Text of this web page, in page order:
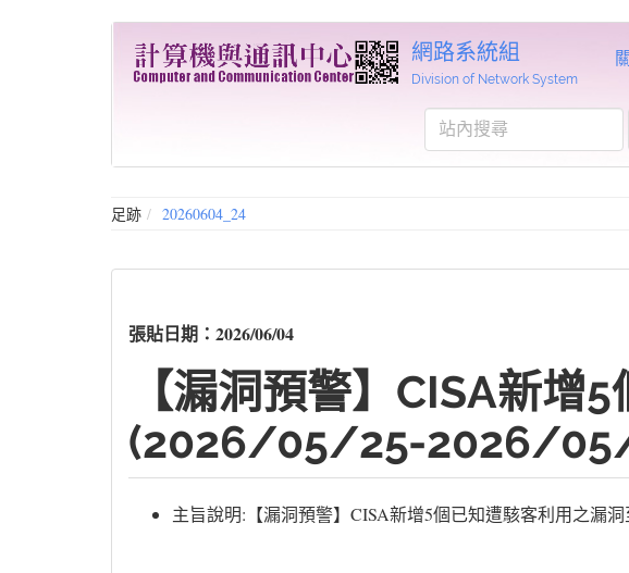
網路系統組
Division of Network System
足跡 20260604_24
張貼日期：2026/06/04
【漏洞預警】CISA新增
(2026/05/25-2026/
主旨說明:【漏洞預警】CISA新增5個已知遭駭客利用之漏洞